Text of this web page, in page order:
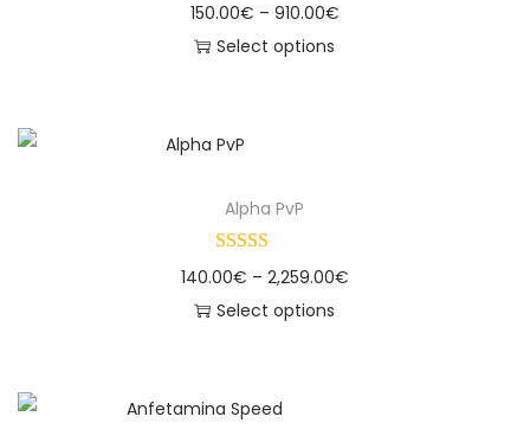
150.00€ – 910.00€
Select options
Alpha PvP
140.00€ – 2,259.00€
Select options